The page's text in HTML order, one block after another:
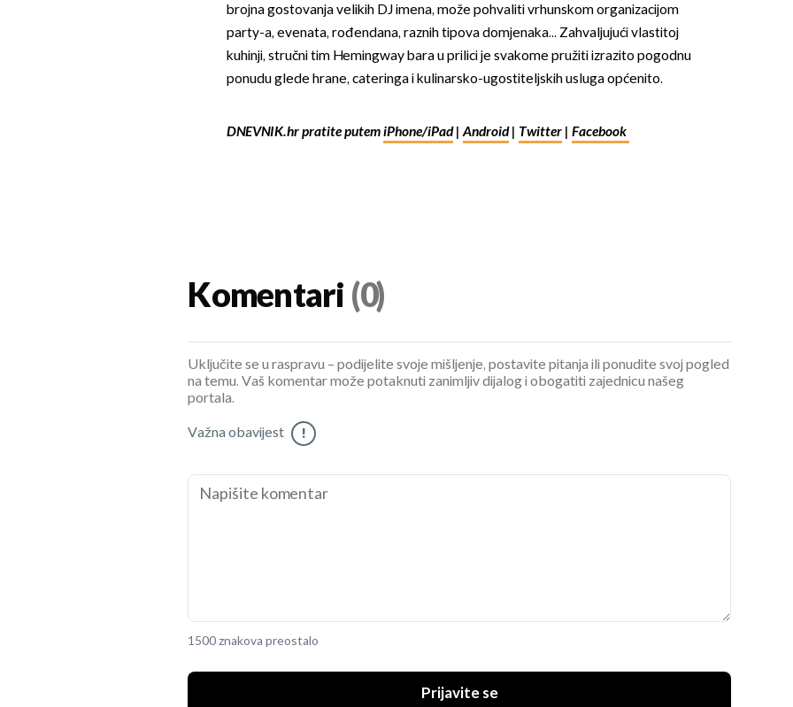
brojna gostovanja velikih DJ imena, može pohvaliti vrhunskom organizacijom
party-a, evenata, rođendana, raznih tipova domjenaka... Zahvaljujući vlastitoj
kuhinji, stručni tim Hemingway bara u prilici je svakome pružiti izrazito pogodnu
ponudu glede hrane, cateringa i kulinarsko-ugostiteljskih usluga općenito.
DNEVNIK.hr pratite putemiPhone/iPad|Android| Twitter| Facebook
Komentari (0)
Uključite se u raspravu – podijelite svoje mišljenje, postavite pitanja ili ponudite svoj pogled
na temu. Vaš komentar može potaknuti zanimljiv dijalog i obogatiti zajednicu našeg
portala.
Važna obavijest !
1500 znakova preostalo
Prijavite se